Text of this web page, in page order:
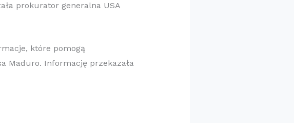
prokurator generalna USA
które pomogą
Maduro. Informację przekazała